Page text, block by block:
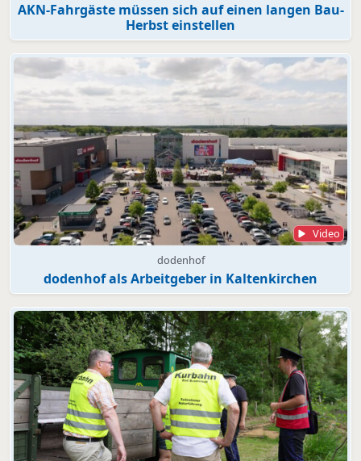
AKN-Fahrgäste müssen sich auf einen langen Bau-
Herbst einstellen
Video
dodenhof
dodenhof als Arbeitgeber in Kaltenkirchen